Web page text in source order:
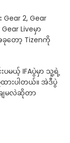
2, Gear
Liveမှာ
ခုတော့ Tizenကို
မယ့် IFAပွဲမှာ သူ့ရဲ့
ားပါတယ်။ အဲဒီပွဲ
ျမလဲဆိုတာ